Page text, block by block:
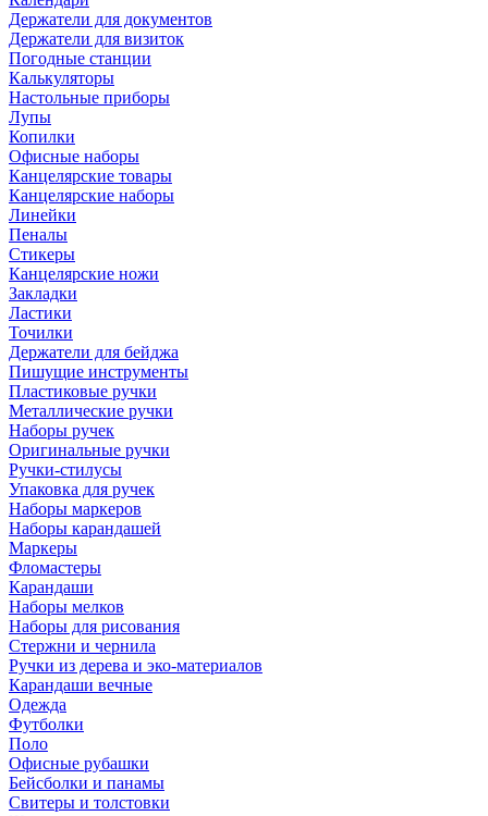
Держатели для документов
Держатели для визиток
Погодные станции
Калькуляторы
Настольные приборы
Лупы
Копилки
Офисные наборы
Канцелярские товары
Канцелярские наборы
Линейки
Пеналы
Стикеры
Канцелярские ножи
Закладки
Ластики
Точилки
Держатели для бейджа
Пишущие инструменты
Пластиковые ручки
Металлические ручки
Наборы ручек
Оригинальные ручки
Ручки-стилусы
Упаковка для ручек
Наборы маркеров
Наборы карандашей
Маркеры
Фломастеры
Карандаши
Наборы мелков
Наборы для рисования
Стержни и чернила
Ручки из дерева и эко-материалов
Карандаши вечные
Одежда
Футболки
Поло
Офисные рубашки
Бейсболки и панамы
Свитеры и толстовки